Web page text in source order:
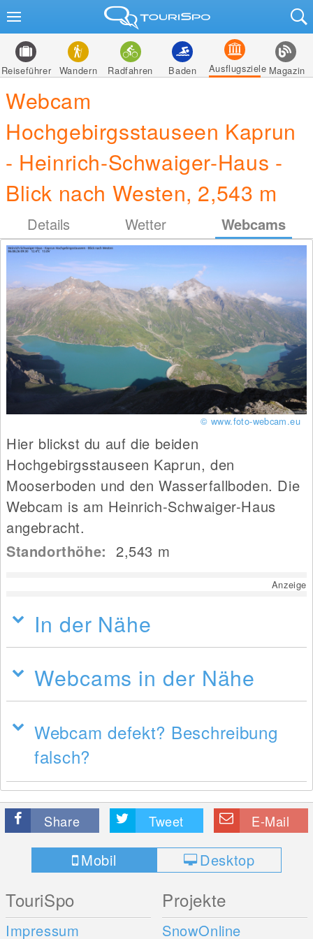
Reiseführer Wandern Radfahren Baden Ausflugsziele Magazin
Webcam
Hochgebirgsstauseen Kaprun
- Heinrich-Schwaiger-Haus -
Blick nach Westen, 2,543 m
Details Wetter Webcams
© www.foto-webcam.eu
Hier blickst du auf die beiden
Hochgebirgsstauseen Kaprun, den
Mooserboden und den Wasserfallboden. Die
Webcam is am Heinrich-Schwaiger-Haus
angebracht.
Standorthöhe:2,543 m
Anzeige
In der Nähe
Webcams in der Nähe
Webcam defekt? Beschreibung
falsch?
Share Tweet E-Mail
Mobil Desktop
TouriSpo
Impressum
Projekte
SnowOnline